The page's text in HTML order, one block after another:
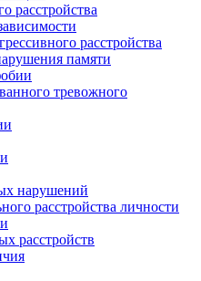
расстройства
расстройства
памяти
тревожного
нарушений
расстройства личности
расстройств